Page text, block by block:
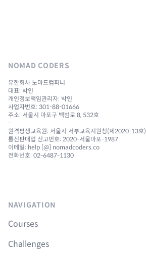
NOMAD CODERS
유한회사 노마드컴퍼니
대표: 박인
개인정보책임관리자: 박인
사업자번호: 301-88-01666
주소: 서울시 마포구 백범로 8, 532호
-
원격평생교육원: 서울시 서부교육지원청(제2020-13호)
통신판매업 신고번호: 2020-서울마포-1987
이메일: help [@] nomadcoders.co
전화번호: 02-6487-1130
NAVIGATION
Courses
Challenges